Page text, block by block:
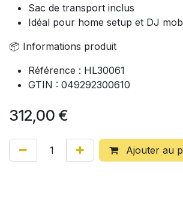
Sac de transport inclus
Idéal pour home setup et DJ
📦 Informations produit
Référence : HL30061
GTIN : 049292300610
312,00 €
Ajouter au